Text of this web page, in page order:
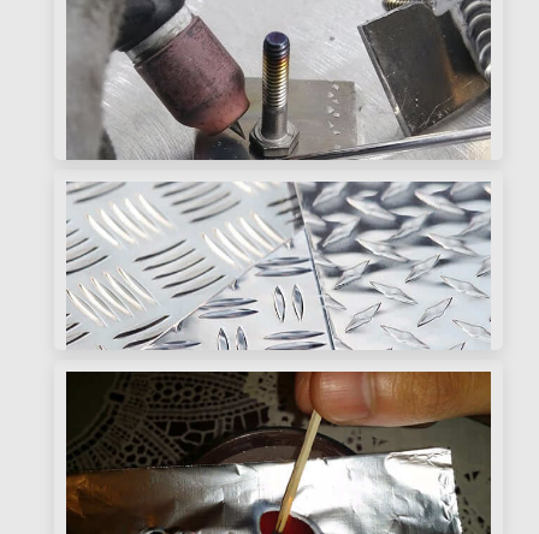
formabilité, et applications. Apprendre pourquoi
6061 costume des utilisations de stress élevé (par
exemple., aérospatial), alors que 6063 excellent
dans des projets architecturaux avec une finition
de surface supérieure. Choisissez le bon alliage
pour vos besoins.
7000 Comparaison des séries en
Soudage de matériaux différents en
aluminium
L'alliage en aluminium a d'excellentes propriétés
telles que la faible densité, bonne résistance à la
corrosion, Haute conductivité électrique et
conductivité thermique. L'utilisation d'alliage
d'aluminium pour remplacer l'acier peut réduire
Formule de calcul de poids et table de
spécification de la plaque en